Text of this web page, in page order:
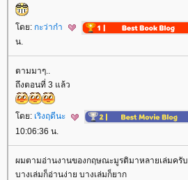
ดย: กะว่าก๋า
น.
ตามมาๆ..
ถึงตอนที่ 3 แล้ว
ดย: เริงฤดีนะ
10:06:36 น.
ผมตามอ่านงานของกฤษณะมูรติมาหลายเล่มครับ
บางเล่มก็อ่านง่าย บางเล่มก็ยาก